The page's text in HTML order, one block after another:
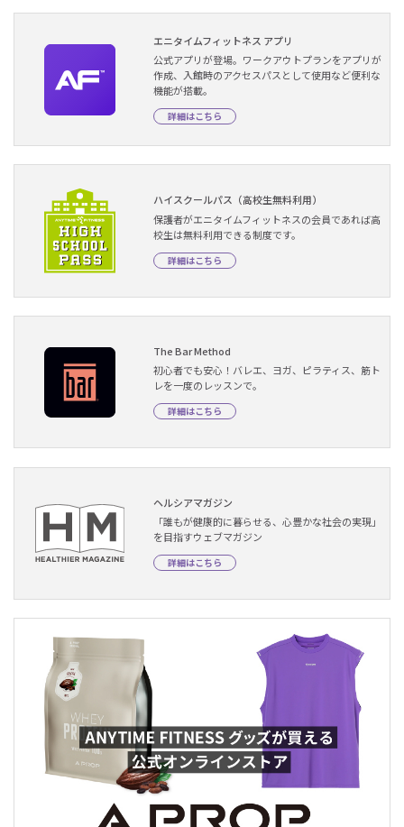
エニタイムフィットネス アプリ
公式アプリが登場。ワークアウトプランをアプリが
作成、入館時のアクセスパスとして使用など便利な
機能が搭載。
詳細はこちら
ハイスクールパス（高校生無料利用）
保護者がエニタイムフィットネスの会員であれば高
校生は無料利用できる制度です。
詳細はこちら
The Bar Method
初心者でも安心！バレエ、ヨガ、ピラティス、筋ト
レを一度のレッスンで。
詳細はこちら
ヘルシアマガジン
「誰もが健康的に暮らせる、心豊かな社会の実現」
を目指すウェブマガジン
詳細はこちら